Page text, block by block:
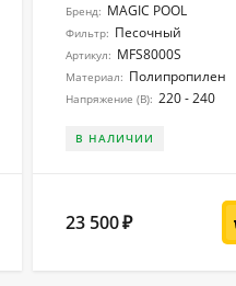
Бренд: MAGIC POOL
Фильтр: Песочный
Артикул: MFS8000S
Материал: Полипропилен
Напряжение (В): 220 - 240
В НАЛИЧИИ
23 500₽